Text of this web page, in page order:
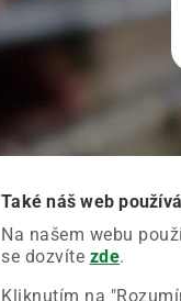
Také náš web
Na našem webu
se dozvíte zde.
Kliknutím na